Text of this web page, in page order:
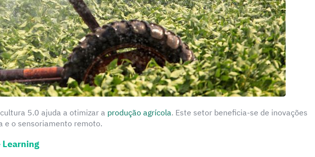
5.0 ajuda a otimizar a produção agrícola. Este setor beneficia-se de inovações
e o sensoriamento remoto.